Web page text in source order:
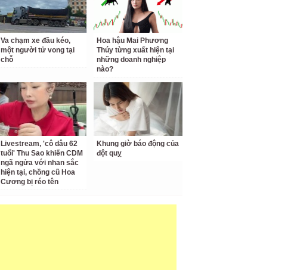
Va chạm xe đầu kéo,
một người tử vong tại
chỗ
Hoa hậu Mai Phương
Thúy từng xuất hiện tại
những doanh nghiệp
nào?
Livestream, 'cô dâu 62
tuổi' Thu Sao khiến CDM
ngã ngửa với nhan sắc
hiện tại, chồng cũ Hoa
Cương bị réo tên
Khung giờ báo động của
đột quỵ